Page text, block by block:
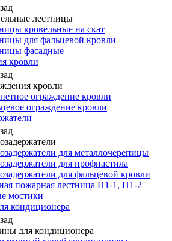
лестницы
кровельные на скат
для фальцевой кровли
фасадные
кровли
кровли
ограждение кровли
ограждение кровли
для металлочерепицы
для профнастила
для фальцевой кровли
пожарная лестница П1-1, П1-2
мостики
кондиционера
для кондиционера